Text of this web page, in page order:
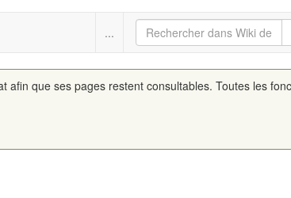
...
afin que ses pages restent consultables. Toutes les